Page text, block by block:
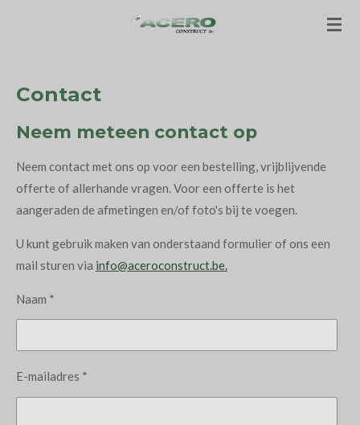
hoofdinhoud
Contact
Neem meteen contact op
Neem contact met ons op voor een bestelling, vrijblijvende
offerte of allerhande vragen. Voor een offerte is het
aangeraden de afmetingen en/of foto's bij te voegen.
U kunt gebruik maken van onderstaand formulier of ons een
mail sturen via info@aceroconstruct.be.
Naam *
E-mailadres *